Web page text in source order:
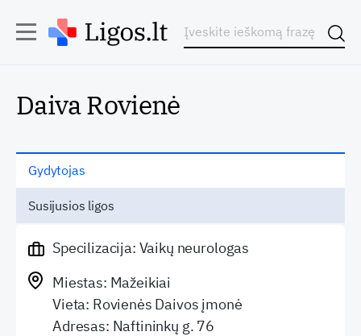
Daiva Rovienė
Gydytojas
Susijusios ligos
Specilizacija: Vaikų neurologas
Miestas: Mažeikiai
Vieta: Rovienės Daivos įmonė
Adresas: Naftininkų g. 76